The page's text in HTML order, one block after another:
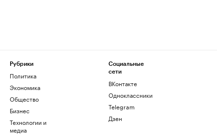
Рубрики
Политика
Экономика
Общество
Бизнес
Технологии и
медиа
Социальные
сети
ВКонтакте
Одноклассники
Telegram
Дзен